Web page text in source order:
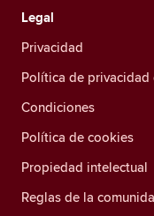
Legal
Privacidad
Política de
Condiciones
Política de cookies
Propiedad intelectual
Reglas de la